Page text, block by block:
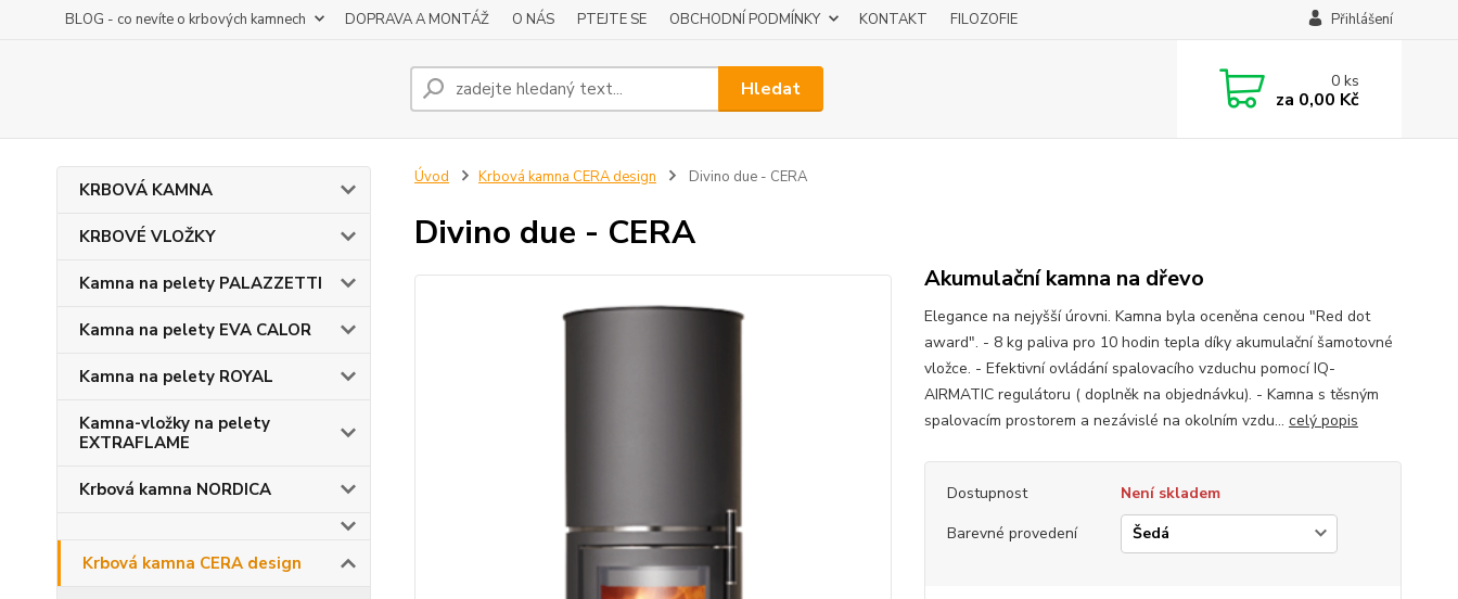
BLOG - co nevíte o krbových kamnech DOPRAVA A MONTÁŽ O NÁS PTEJTE SE OBCHODNÍ PODMÍNKY KONTAKT FILOZOFIE Přihlášení
Hledat 0ks
za 0,00 Kč
KRBOVÁ KAMNA
KRBOVÉ VLOŽKY
Kamna na pelety PALAZZETTI
Kamna na pelety EVA CALOR
Kamna na pelety ROYAL
Kamna-vložky na pelety
EXTRAFLAME
Krbová kamna NORDICA
Krbová kamna CERA design
Úvod Krbová kamna CERA design Divino due - CERA
Divino due - CERA
Akumulační kamna na dřevo
Elegance na nejyšší úrovni. Kamna byla oceněna cenou "Red dot
award". - 8 kg paliva pro 10 hodin tepla díky akumulační šamotovné
vložce. - Efektivní ovládání spalovacího vzduchu pomocí IQ-
AIRMATIC regulátoru ( doplněk na objednávku). - Kamna s těsným
spalovacím prostorem a nezávislé na okolním vzdu... celý popis
Dostupnost
Není skladem
Barevné provedení